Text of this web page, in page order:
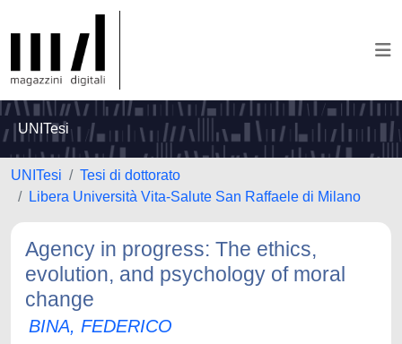
UNITesi
UNITesi
Tesi di dottorato
Libera Università Vita-Salute San Raffaele di Milano
Agency in progress: The ethics,
evolution, and psychology of moral
change
BINA, FEDERICO